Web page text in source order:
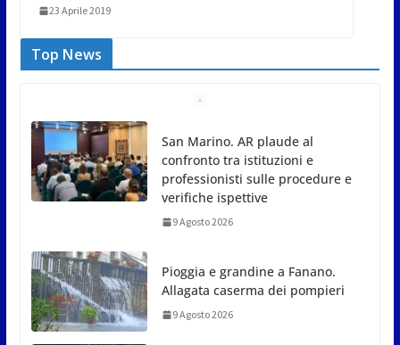
23 Aprile 2019
Top News
Pioggia e grandine a Fanano.
Allagata caserma dei pompieri
9 Agosto 2026
guarda ai Giochi del
Mediterraneo
9 Agosto 2026